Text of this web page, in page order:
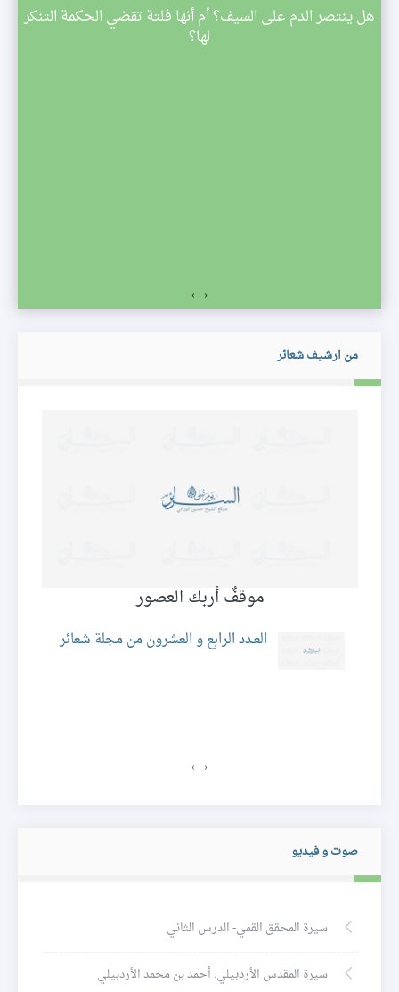
هل ينتصر الدم على السيف؟ أم أنها فلتة تقضي الحكمة التنكر
لها؟
‹
›
من ارشيف شعائر
موقفٌ أربك العصور
العـدد الرابع و العشرون من مجلة شعائر
‹
›
صوت و فيديو
سيرة المحقق القمي- الدرس الثاني
سيرة المقدس الأردبيلي. أحمد بن محمد الأردبيلي